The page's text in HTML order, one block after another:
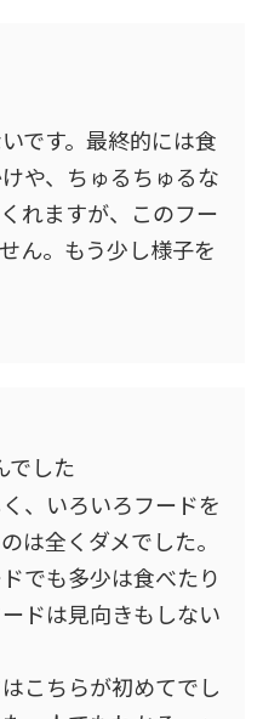
です。最終的には食
や、ちゅるちゅるな
れますが、このフー
ん。もう少し様子を
でした
、いろいろフードを
は全くダメでした。
でも多少は食べたり
ドは見向きもしない
こちらが初めてでし